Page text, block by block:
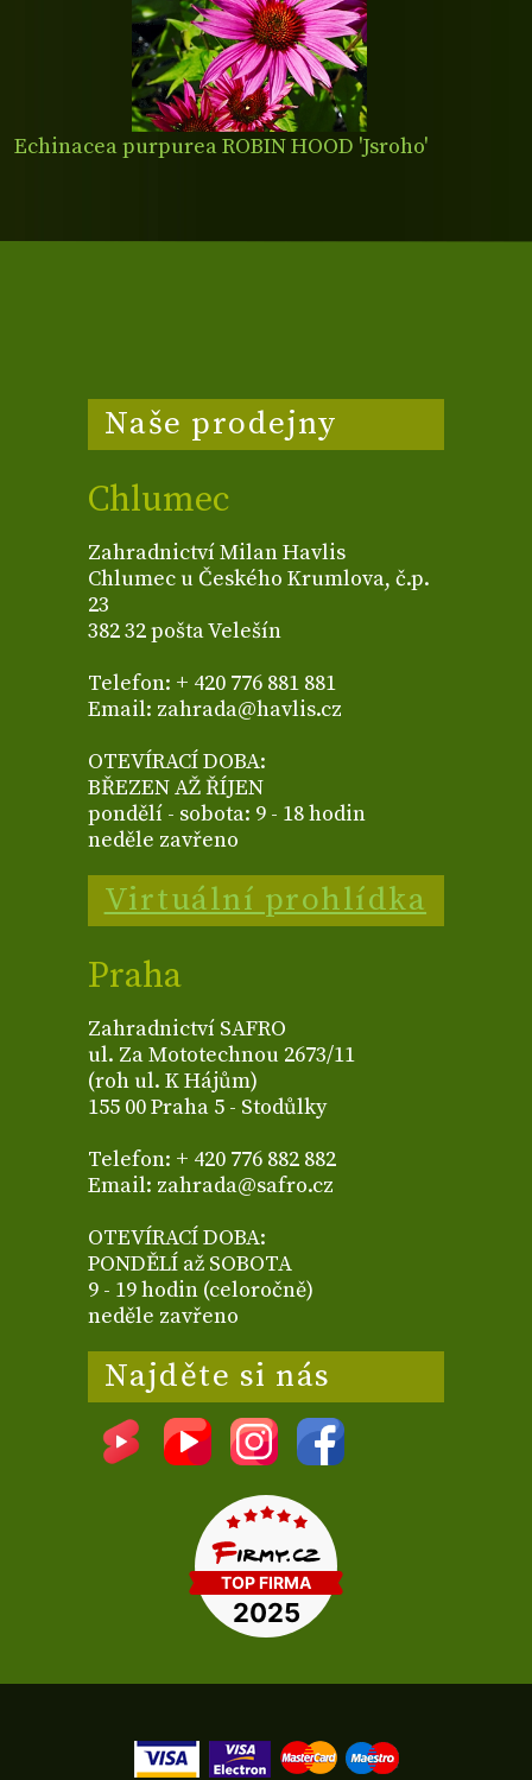
Echinacea purpurea ROBIN HOOD 'Jsroho'
Naše prodejny
Chlumec
Zahradnictví Milan Havlis
Chlumec u Českého Krumlova, č.p.
23
382 32 pošta Velešín
Telefon: + 420 776 881 881
Email: zahrada@havlis.cz
OTEVÍRACÍ DOBA:
BŘEZEN AŽ ŘÍJEN
pondělí - sobota: 9 - 18 hodin
neděle zavřeno
Virtuální prohlídka
Praha
Zahradnictví SAFRO
ul. Za Mototechnou 2673/11
(roh ul. K Hájům)
155 00 Praha 5 - Stodůlky
Telefon: + 420 776 882 882
Email: zahrada@safro.cz
OTEVÍRACÍ DOBA:
PONDĚLÍ až SOBOTA
9 - 19 hodin (celoročně)
neděle zavřeno
Najděte si nás